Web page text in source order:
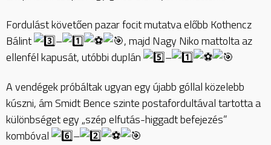
Fordulást követően pazar focit mutatva előbb Kothencz
Bálint
–
, majd Nagy Niko mattolta az
ellenfél kapusát, utóbbi duplán
–
A vendégek próbáltak ugyan egy újabb góllal közelebb
kúszni, ám Smidt Bence szinte postafordultával tartotta a
különbséget egy „szép elfutás-higgadt befejezés”
kombóval
–